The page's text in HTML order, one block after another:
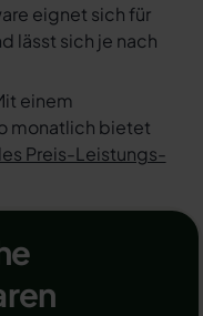
eignet sich für
lässt sich je nach
einem
monatlich bietet
Preis-Leistungs-